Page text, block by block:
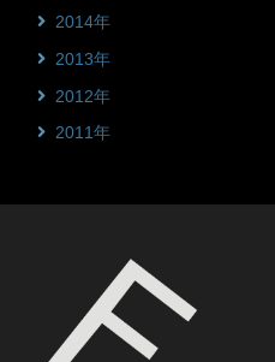
2014年
2013年
2012年
2011年